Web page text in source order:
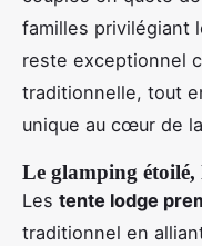
familles privilégiant
reste exceptionnel
traditionnelle, tout
unique au cœur de
Le glamping étoilé,
Les tente lodge
traditionnel en